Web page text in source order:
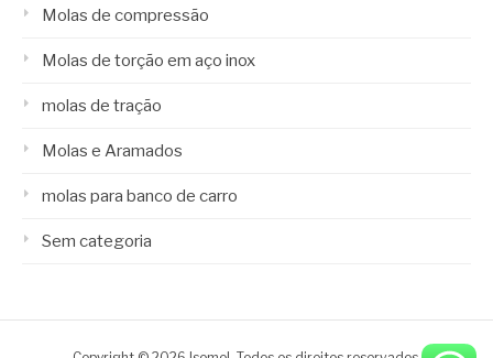
Molas de compressão
Molas de torção em aço inox
molas de tração
Molas e Aramados
molas para banco de carro
Sem categoria